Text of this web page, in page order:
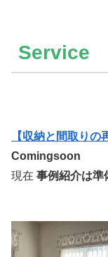
Service
【収納と間取りの
Comingsoon
現在 事例紹介は準